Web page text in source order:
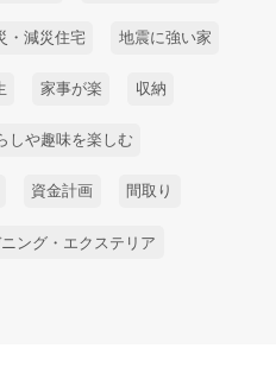
・減災住宅 地震に強い家
家事が楽 収納
しや趣味を楽しむ
資金計画 間取り
ング・エクステリア